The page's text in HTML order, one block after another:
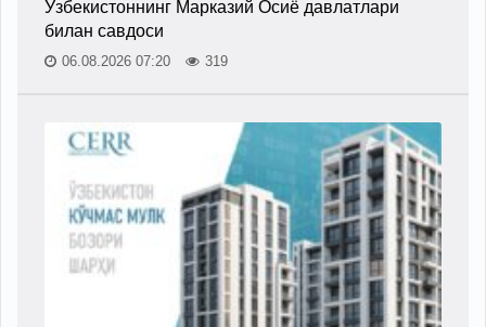
Ўзбекистоннинг Марказий Осиё давлатлари
билан савдоси
06.08.2026 07:20 319